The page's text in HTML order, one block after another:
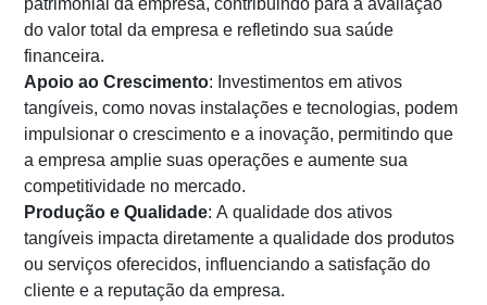
do valor total da empresa e refletindo sua saúde
financeira.
Apoio ao Crescimento: Investimentos em ativos
tangíveis, como novas instalações e tecnologias, podem
impulsionar o crescimento e a inovação, permitindo que
a empresa amplie suas operações e aumente sua
competitividade no mercado.
Produção e Qualidade: A qualidade dos ativos
tangíveis impacta diretamente a qualidade dos produtos
ou serviços oferecidos, influenciando a satisfação do
cliente e a reputação da empresa.